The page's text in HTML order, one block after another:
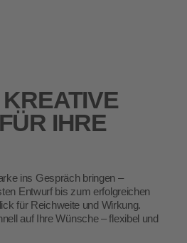
FÜR IHRE
ins Gespräch bringen –
Entwurf bis zum erfolgreichen
für Reichweite und Wirkung.
auf Ihre Wünsche – flexibel und